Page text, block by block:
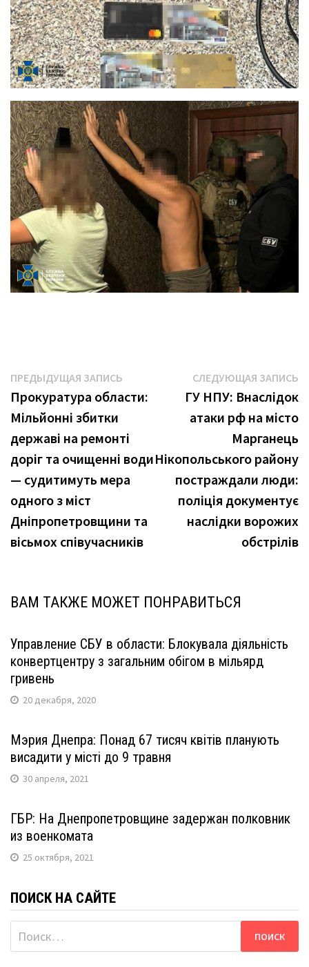
Навигация
по
записям
ПРЕДЫДУЩАЯ ЗАПИСЬ
запись:
Прокуратура области:
Мільйонні збитки
державі на ремонті
доріг та очищенні води
— судитимуть мера
одного з міст
Дніпропетровщини та
вісьмох співучасників
СЛЕДУЮЩАЯ ЗАПИСЬ
ГУ НПУ: Внаслідок
атаки рф на місто
Марганець
Нікопольського району
постраждали люди:
поліція документує
наслідки ворожих
обстрілів
ВАМ ТАКЖЕ МОЖЕТ ПОНРАВИТЬСЯ
Управление СБУ в области: Блокувала діяльність
конвертцентру з загальним обігом в мільярд
гривень
20 декабря, 2020
Мэрия Днепра: Понад 67 тисяч квітів планують
висадити у місті до 9 травня
30 апреля, 2021
ГБР: На Днепропетровщине задержан полковник
из военкомата
25 октября, 2021
ПОИСК НА САЙТЕ
Найти: